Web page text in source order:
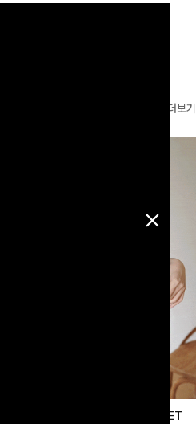
더보기
필딩버튼 카라블라우스+와이드팬츠SET